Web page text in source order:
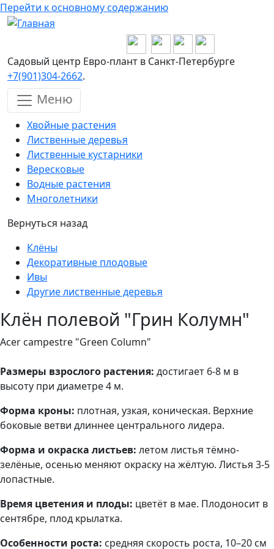
Перейти к основному содержанию
Садовый центр Евро-плант в Санкт-Петербурге
+7(901)304-2662.
Меню
Хвойные растения
Лиственные деревья
Лиственные кустарники
Вересковые
Водные растения
Многолетники
Вернуться назад
Клёны
Декоративные плодовые
Ивы
Другие лиственные деревья
Клён полевой "Грин Колумн"
Acer campestre "Green Column"
Размеры взрослого растения: достигает 6-8 м в
высоту при диаметре 4 м.
Форма кроны: плотная, узкая, коническая. Верхние
боковые ветви длиннее центрального лидера.
Форма и окраска листьев: летом листья тёмно-
зелёные, осенью меняют окраску на жёлтую. Листья 3-5
лопастные.
Время цветения и плоды: цветёт в мае. Плодоносит в
сентябре, плод крылатка.
Особенности роста: средняя скорость роста, 10–20 см